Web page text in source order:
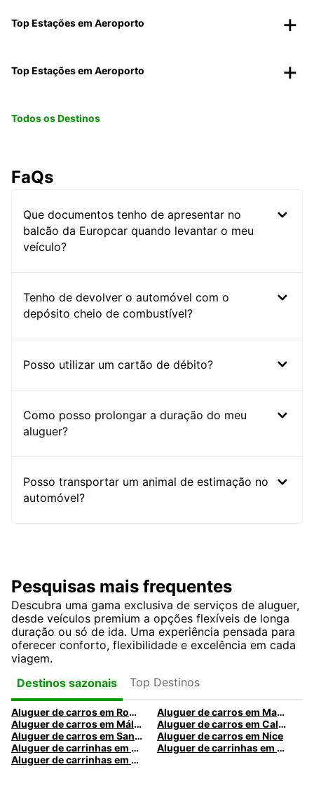
Top Estações em Aeroporto
Top Estações em Aeroporto
Todos os Destinos
FaQs
Que documentos tenho de apresentar no
balcão da Europcar quando levantar o meu
veículo?
Tenho de devolver o automóvel com o
depósito cheio de combustível?
Posso utilizar um cartão de débito?
Como posso prolongar a duração do meu
aluguer?
Posso transportar um animal de estimação no
automóvel?
Pesquisas mais frequentes
Descubra uma gama exclusiva de serviços de aluguer,
desde veículos premium a opções flexíveis de longa
duração ou só de ida. Uma experiência pensada para
oferecer conforto, flexibilidade e excelência em cada
viagem.
Destinos sazonais
Top Destinos
Aluguer de carros em Roma
Aluguer de carros em Madrid
Aluguer de carros em Málaga
Aluguer de carros em Caldas da Rainha
Aluguer de carros em Santa Maria da Feira
Aluguer de carros em Nice
Aluguer de carrinhas em Nice
Aluguer de carrinhas em Santa Maria da Feira
Aluguer de carrinhas em Caldas da Rainha